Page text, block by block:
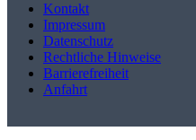
Kontakt
Impressum
Datenschutz
Rechtliche Hinweise
Barrierefreiheit
Anfahrt